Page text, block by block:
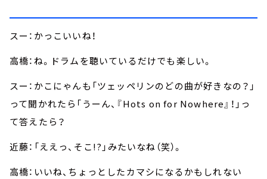
スー：かっこいいね！
高橋：ね。ドラムを聴いているだけでも楽しい。
スー：かこにゃんも「ツェッペリンのどの曲が好きなの？」
って聞かれたら「うーん、『Hots on for Nowhere』！」っ
て答えたら？
近藤：「ええっ、そこ!?」みたいなね（笑）。
高橋：いいね、ちょっとしたカマシになるかもしれない